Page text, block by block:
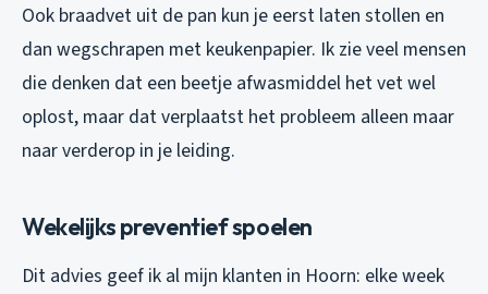
Ook braadvet uit de pan kun je eerst laten stollen en
dan wegschrapen met keukenpapier. Ik zie veel mensen
die denken dat een beetje afwasmiddel het vet wel
oplost, maar dat verplaatst het probleem alleen maar
naar verderop in je leiding.
Wekelijks preventief spoelen
Dit advies geef ik al mijn klanten in Hoorn: elke week